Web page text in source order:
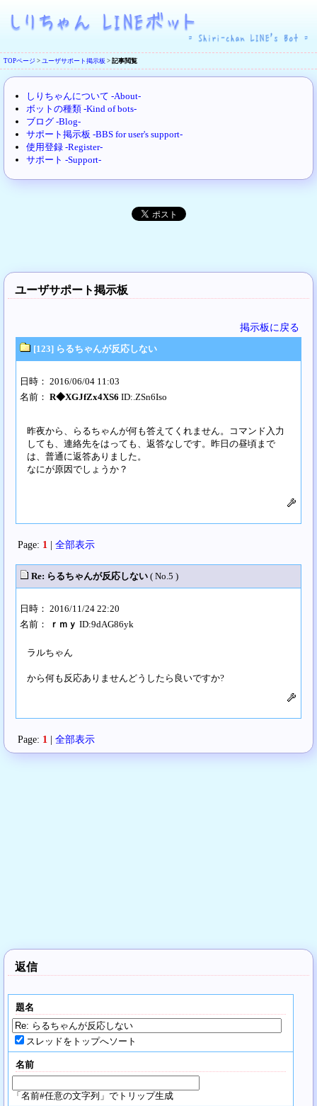
TOPページ > ユーザサポート掲示板 > 記事閲覧
しりちゃんについて -About-
ボットの種類 -Kind of bots-
ブログ -Blog-
サポート掲示板 -BBS for user's support-
使用登録 -Register-
サポート -Support-
ユーザサポート掲示板
掲示板に戻る
[123] らるちゃんが反応しない
日時： 2016/06/04 11:03
名前： R◆XGJfZx4XS6 ID:.ZSn6Iso
昨夜から、らるちゃんが何も答えてくれません。コマンド入力
しても、連絡先をはっても、返答なしです。昨日の昼頃まで
は、普通に返答ありました。
なにが原因でしょうか？
Page: 1 | 全部表示
Re: らるちゃんが反応しない ( No.5 )
日時： 2016/11/24 22:20
名前：
ｒｍｙ ID:9dAG86yk
ラルちゃん
から何も反応ありませんどうしたら良いですか?
Page: 1 | 全部表示
返信
題名
スレッドをトップへソート
名前
「名前#任意の文字列」でトリップ生成